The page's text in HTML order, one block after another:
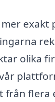
exakt
olika
från flera